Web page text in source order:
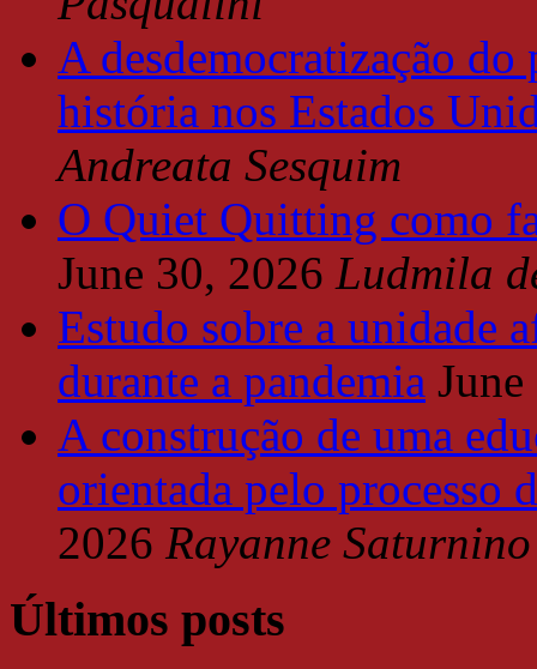
A desdemocratização do
história nos Estados
Andreata Sesquim
O Quiet Quitting como
June 30, 2026 Ludmila
Estudo sobre a unidade
durante a pandemia
A construção de uma
orientada pelo processo
2026 Rayanne
Últimos posts